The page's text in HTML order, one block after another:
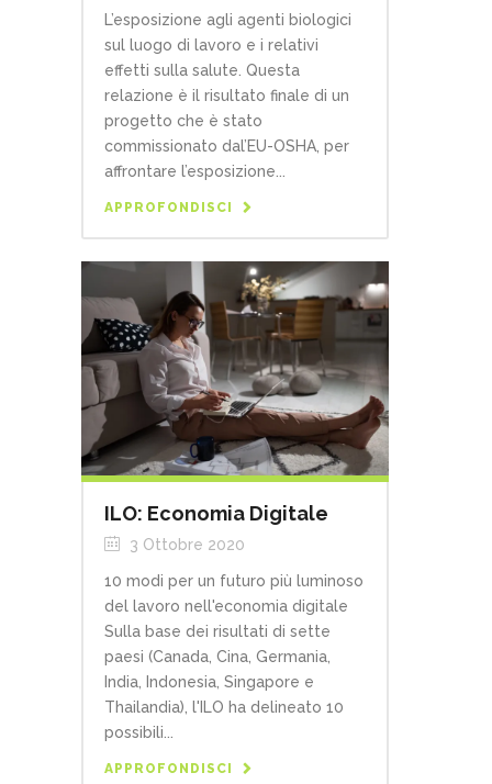
L’esposizione agli agenti biologici
sul luogo di lavoro e i relativi
effetti sulla salute. Questa
relazione è il risultato finale di un
progetto che è stato
commissionato dal’EU-OSHA, per
affrontare l’esposizione...
APPROFONDISCI
ILO: Economia Digitale
3 Ottobre 2020
10 modi per un futuro più luminoso
del lavoro nell'economia digitale
Sulla base dei risultati di sette
paesi (Canada, Cina, Germania,
India, Indonesia, Singapore e
Thailandia), l'ILO ha delineato 10
possibili...
APPROFONDISCI